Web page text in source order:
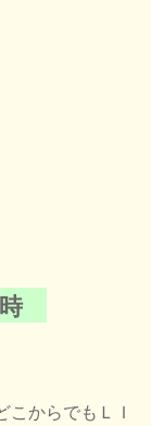
からでもＬＩ